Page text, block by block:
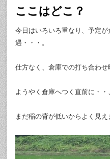
ここはどこ？
今日はいろいろ重なり、予定
遇・・・。
仕方なく、倉庫での打ち合わせ
ようやく倉庫へつく直前に・
まだ稲の背が低いからよく見え